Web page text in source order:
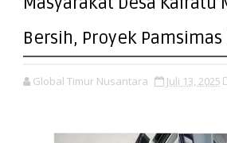
Bersih, Proyek
Global Timur Nusantara Juli 13, 2025